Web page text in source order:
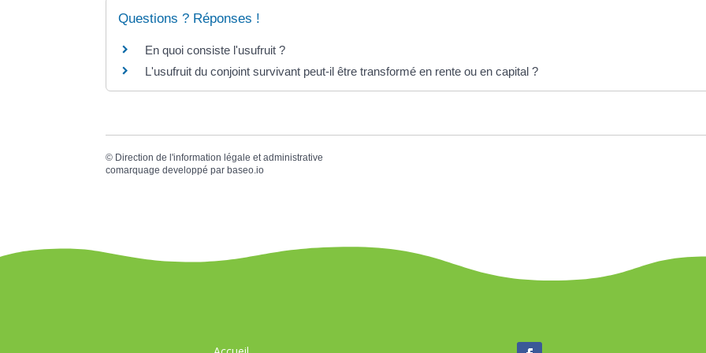
Questions ? Réponses !
En quoi consiste l'usufruit ?
L'usufruit du conjoint survivant peut-il être transformé en rente ou en capital ?
© Direction de l'information légale et administrative
comarquage developpé par baseo.io